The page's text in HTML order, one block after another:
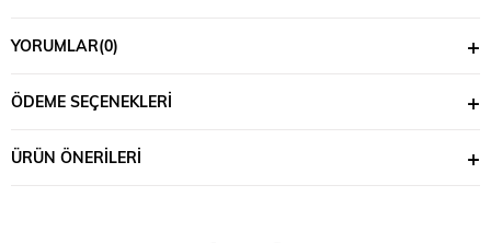
YORUMLAR(0)
ÖDEME SEÇENEKLERI
ÜRÜN ÖNERILERI